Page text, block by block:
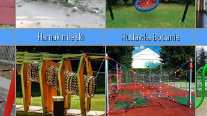
Hamak miejski Hustawka Bocianie